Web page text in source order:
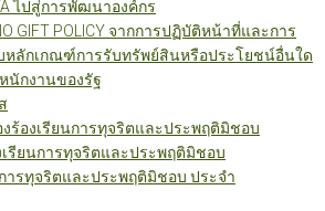
ไปสู่การพัฒนาองค์กร
GIFT POLICY จากการปฏิบัติหน้าที่และการ
หลักเกณฑ์การรับทรัพย์สินหรือประโยชน์อื่นใด
นักงานของรัฐ
ร้องเรียนการทุจริตและประพฤติมิชอบ
เรียนการทุจริตและประพฤติมิชอบ
ารทุจริตและประพฤติมิชอบ ประจำ